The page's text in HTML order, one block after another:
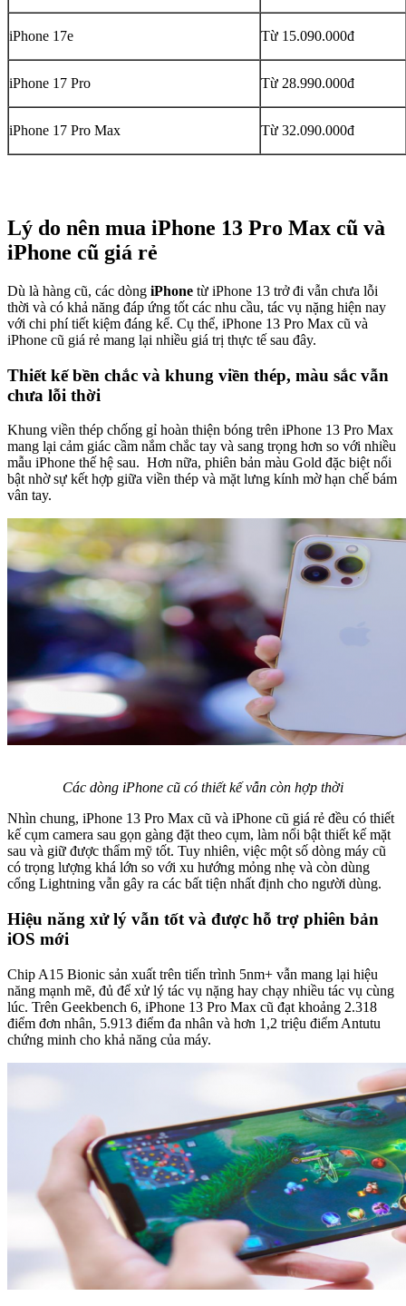
iPhone 17e Từ 15.090.000đ
iPhone 17 Pro Từ 28.990.000đ
iPhone 17 Pro Max Từ 32.090.000đ
Lý do nên mua iPhone 13 Pro Max cũ và
iPhone cũ giá rẻ
Dù là hàng cũ, các dòng iPhone từ iPhone 13 trở đi vẫn chưa lỗi
thời và có khả năng đáp ứng tốt các nhu cầu, tác vụ nặng hiện nay
với chi phí tiết kiệm đáng kể. Cụ thể, iPhone 13 Pro Max cũ và
iPhone cũ giá rẻ mang lại nhiều giá trị thực tế sau đây.
Thiết kế bền chắc và khung viền thép, màu sắc vẫn
chưa lỗi thời
Khung viền thép chống gỉ hoàn thiện bóng trên iPhone 13 Pro Max
mang lại cảm giác cầm nắm chắc tay và sang trọng hơn so với nhiều
mẫu iPhone thế hệ sau. Hơn nữa, phiên bản màu Gold đặc biệt nổi
bật nhờ sự kết hợp giữa viền thép và mặt lưng kính mờ hạn chế bám
vân tay.
Các dòng iPhone cũ có thiết kế vẫn còn hợp thời
Nhìn chung, iPhone 13 Pro Max cũ và iPhone cũ giá rẻ đều có thiết
kế cụm camera sau gọn gàng đặt theo cụm, làm nổi bật thiết kế mặt
sau và giữ được thẩm mỹ tốt. Tuy nhiên, việc một số dòng máy cũ
có trọng lượng khá lớn so với xu hướng mỏng nhẹ và còn dùng
cổng Lightning vẫn gây ra các bất tiện nhất định cho người dùng.
Hiệu năng xử lý vẫn tốt và được hỗ trợ phiên bản
iOS mới
Chip A15 Bionic sản xuất trên tiến trình 5nm+ vẫn mang lại hiệu
năng mạnh mẽ, đủ để xử lý tác vụ nặng hay chạy nhiều tác vụ cùng
lúc. Trên Geekbench 6, iPhone 13 Pro Max cũ đạt khoảng 2.318
điểm đơn nhân, 5.913 điểm đa nhân và hơn 1,2 triệu điểm Antutu
chứng minh cho khả năng của máy.